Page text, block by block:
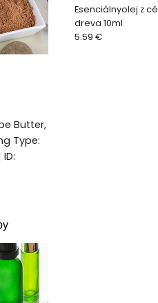
Esenciálnyolej z
dreva 10ml
5.59 €